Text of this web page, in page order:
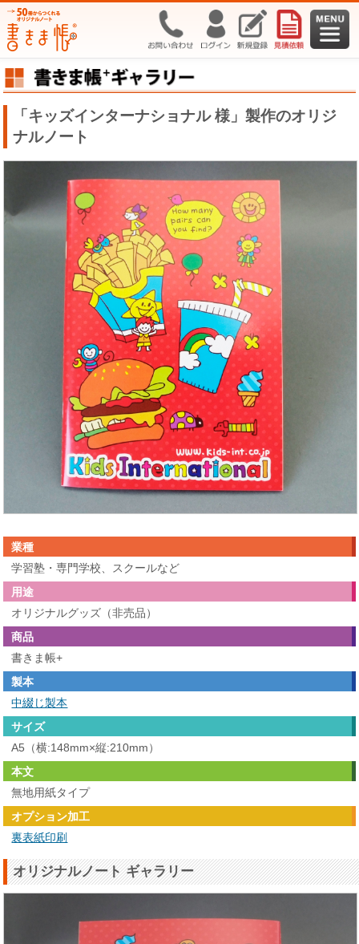
「キッズインターナショナル 様」製作のオリジ
ナルノート
業種
学習塾・専門学校、スクールなど
用途
オリジナルグッズ（非売品）
商品
書きま帳+
製本
中綴じ製本
サイズ
A5（横:148mm×縦:210mm）
本文
無地用紙タイプ
オプション加工
裏表紙印刷
オリジナルノート ギャラリー